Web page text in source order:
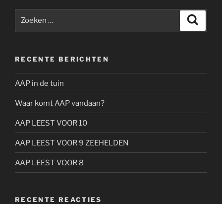
RECENTE BERICHTEN
AAP in de tuin
Waar komt AAP vandaan?
AAP LEEST VOOR 10
AAP LEEST VOOR 9 ZEEHELDEN
AAP LEEST VOOR 8
RECENTE REACTIES